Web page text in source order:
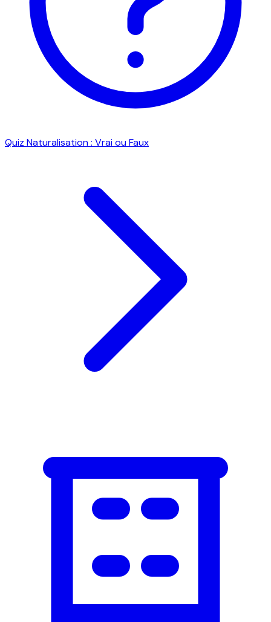
Quiz Naturalisation : Vrai ou Faux